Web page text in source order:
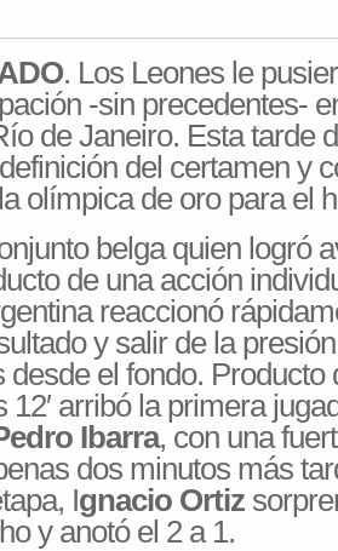
. Los Leones le
-sin precedentes-
de Janeiro. Esta tarde
del certamen y
olímpica de oro para el
belga quien logró
de una acción
reaccionó
y salir de la
el fondo. Producto
12′ arribó la primera
Ibarra, con una
dos minutos más
Ignacio Ortiz
y anotó el 2 a 1.